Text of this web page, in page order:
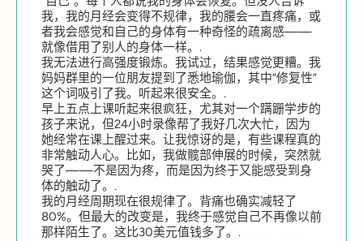
我，我的月经会变得不规律，我的腰会一直疼痛，或
者我会感觉和自己的身体有一种奇怪的疏离感——
就像借用了别人的身体一样。.
我无法进行高强度锻炼。我试过，结果感觉更糟。我
妈妈群里的一位朋友提到了悉地瑜伽，其中“修复性”
这个词吸引了我。听起来很安全。.
早上五点上课听起来很疯狂，尤其对一个蹒跚学步的
孩子来说，但24小时录像帮了我好几次大忙，因为
她经常在课上醒过来。让我惊讶的是，有些课程真的
非常触动人心。比如，我做髋部伸展的时候，突然就
哭了——不是因为疼，而是因为终于又能感受到身
体的触动了。.
我的月经周期现在很规律了。背痛也确实减轻了
80%。但最大的改变是，我终于感觉自己不再像以前
那样陌生了。这比30美元值钱多了。.